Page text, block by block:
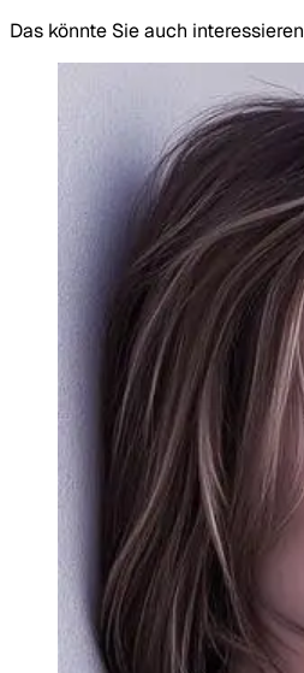
Das könnte Sie auch interessieren